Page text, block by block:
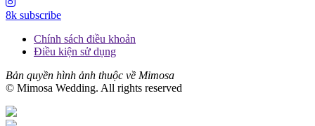
8k subscribe
Chính sách điều khoản
Điều kiện sử dụng
Bản quyền hình ảnh thuộc về Mimosa
© Mimosa Wedding. All rights reserved